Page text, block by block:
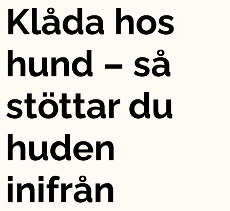
Klåda hos
hund – så
stöttar du
huden
inifrån